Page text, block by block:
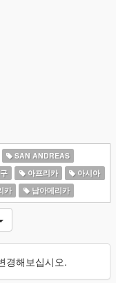
SAN ANDREAS
아프리카
아시아
카 남아메리카
경해보십시오.